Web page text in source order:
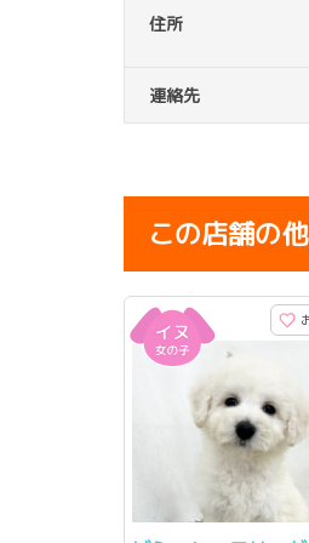
住所
連絡先
この店舗の